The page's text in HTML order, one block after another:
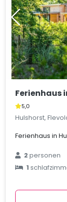
Ferienhaus
5,0
Hulshorst,
Ferienhaus in
2personen
1